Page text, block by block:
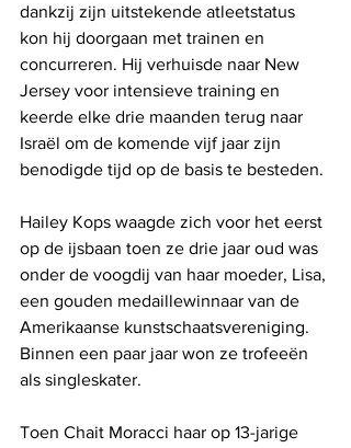
dankzij zijn uitstekende atleetstatus
kon hij doorgaan met trainen en
concurreren. Hij verhuisde naar New
Jersey voor intensieve training en
keerde elke drie maanden terug naar
Israël om de komende vijf jaar zijn
benodigde tijd op de basis te besteden.
Hailey Kops waagde zich voor het eerst
op de ijsbaan toen ze drie jaar oud was
onder de voogdij van haar moeder, Lisa,
een gouden medaillewinnaar van de
Amerikaanse kunstschaatsvereniging.
Binnen een paar jaar won ze trofeeën
als singleskater.
Toen Chait Moracci haar op 13-jarige